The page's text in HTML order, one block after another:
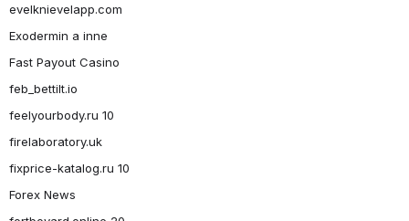
evelknievelapp.com
Exodermin a inne
Fast Payout Casino
feb_bettilt.io
feelyourbody.ru 10
firelaboratory.uk
fixprice-katalog.ru 10
Forex News